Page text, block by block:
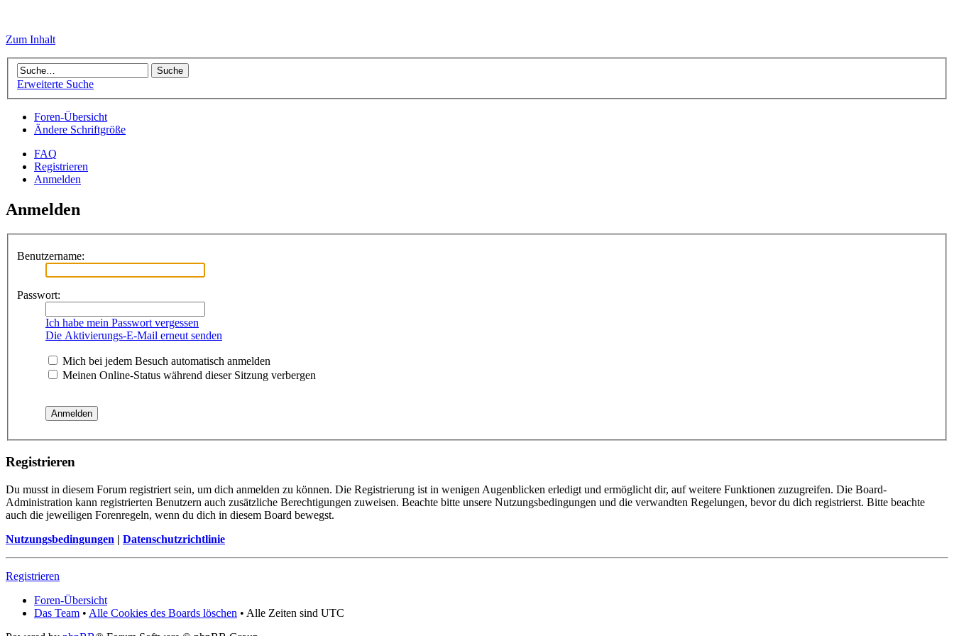
Zum Inhalt
Erweiterte Suche
Foren-Übersicht
Ändere Schriftgröße
FAQ
Registrieren
Anmelden
Anmelden
Benutzername:
Passwort:
Ich habe mein Passwort vergessen
Die Aktivierungs-E-Mail erneut senden
Mich bei jedem Besuch automatisch anmelden
Meinen Online-Status während dieser Sitzung verbergen
Registrieren
Du musst in diesem Forum registriert sein, um dich anmelden zu können. Die Registrierung ist in wenigen Augenblicken erledigt und ermöglicht dir, auf weitere Funktionen zuzugreifen. Die Board-
Administration kann registrierten Benutzern auch zusätzliche Berechtigungen zuweisen. Beachte bitte unsere Nutzungsbedingungen und die verwandten Regelungen, bevor du dich registrierst. Bitte beachte
auch die jeweiligen Forenregeln, wenn du dich in diesem Board bewegst.
Nutzungsbedingungen | Datenschutzrichtlinie
Registrieren
Foren-Übersicht
Das Team • Alle Cookies des Boards löschen • Alle Zeiten sind UTC